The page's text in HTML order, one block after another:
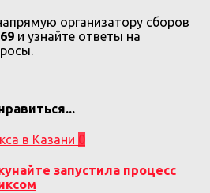
организатору сборов
и узнайте ответы на
0
запустила процесс